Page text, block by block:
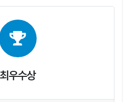
최우수상